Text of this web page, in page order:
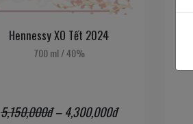
Hennessy XO Tết 2024
700 ml /40%
5,150,000đ–4,300,000đ